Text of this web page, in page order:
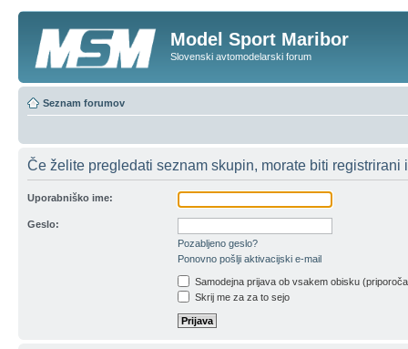
Model Sport Maribor
Slovenski avtomodelarski forum
Seznam forumov
Če želite pregledati seznam skupin, morate biti registrirani
Uporabniško ime:
Geslo:
Pozabljeno geslo?
Ponovno pošlji aktivacijski e-mail
Samodejna prijava ob vsakem obisku
Skrij me za za to sejo